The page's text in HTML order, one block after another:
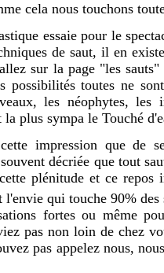
cela nous touchons
essaie pour le
de saut, il en
sur la page "les
possibilités toutes ne
les néophytes, les
plus sympa le Touché
impression que de
décriée que tout
plénitude et ce repos
l'envie qui touche 90% des
fortes ou même
pas non loin de chez
pas appelez nous,